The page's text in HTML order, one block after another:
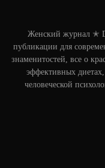
Женский журнал ✭
публикации для
знаменитостей, все о
эффективных
человеческой